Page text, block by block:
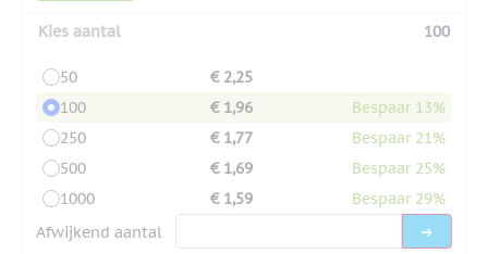
Kies aantal 100
50
€ 2,25
100
€ 1,96
Bespaar 13%
250
€ 1,77
Bespaar 21%
500
€ 1,69
Bespaar 25%
1000
€ 1,59
Bespaar 29%
Afwijkend aantal